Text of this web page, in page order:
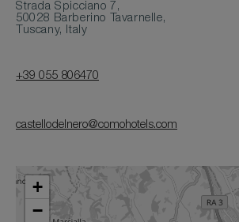
Strada Spicciano 7,
50028 Barberino Tavarnelle,
Tuscany, Italy
+39 055 806470
castellodelnero@comohotels.com
+
−